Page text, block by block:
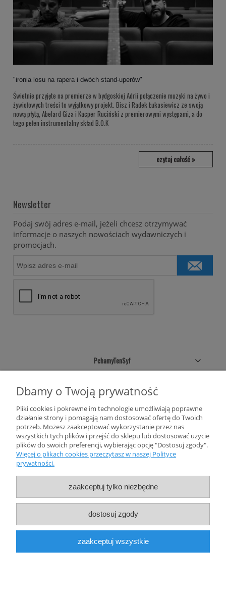
"ironia losu na rapera i dwóch stand-uperów"
Świetnie przyjęte na premierze w bydgoskiej Adrii połączenie muzyki na żywo i
żywiołowych treści to wyjątkowy projekt. Bisz i Radek Łukasiewicz ze swoją
nową płytą, Abelard Giza i Kacper Ruciński z premierowymi występami, a do
tego pełen instrumentalny skład B.O.K
czytaj całość »
Newsletter
Podaj swój adres e-mail, jeżeli chcesz otrzymywać
informacje o naszych nowościach wydawniczych i
promocjach.
PchamyTenSyf
Sklepowe pólki
Twoje konto
Informacje
INSTAGRAM YOUTUBE
Dbamy o Twoją prywatność
Pliki cookies i pokrewne im technologie umożliwiają poprawne
działanie strony i pomagają nam dostosować ofertę do Twoich
potrzeb. Możesz zaakceptować wykorzystanie przez nas
wszystkich tych plików i przejść do sklepu lub dostosować użycie
plików do swoich preferencji, wybierając opcję "Dostosuj zgody".
Więcej o plikach cookies przeczytasz w naszej Polityce
prywatności.
zaakceptuj tylko niezbędne
dostosuj zgody
zaakceptuj wszystkie